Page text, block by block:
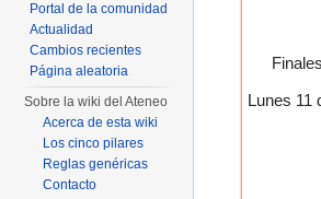
Lunes 11
Portal de la comunidad
Actualidad
Cambios recientes
Página aleatoria
Sobre la wiki del Ateneo
Acerca de esta wiki
Los cinco pilares
Reglas genéricas
Contacto